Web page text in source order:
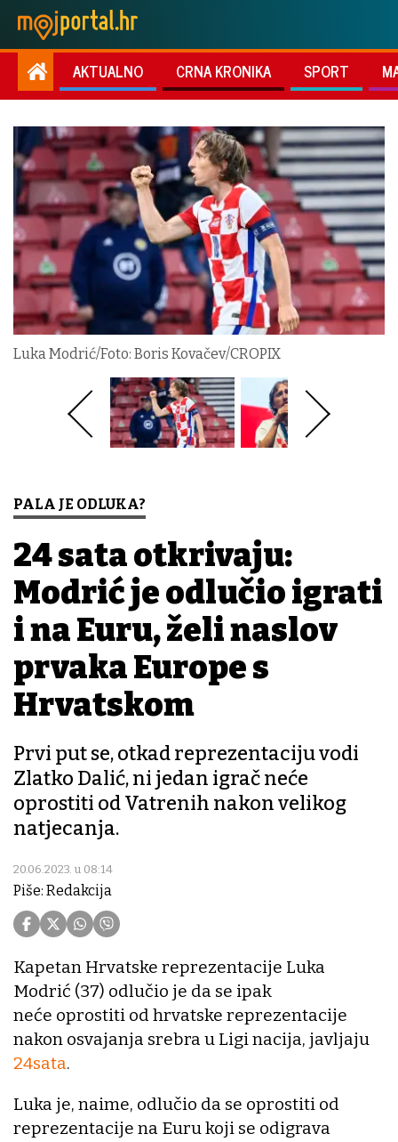
AKTUALNO CRNA KRONIKA SPORT
Luka Modrić/Foto: Boris Kovačev/CROPIX
PALA JE ODLUKA?
24 sata otkrivaju:
Modrić je odlučio igrati
i na Euru, želi naslov
prvaka Europe s
Hrvatskom
Prvi put se, otkad reprezentaciju vodi
Zlatko Dalić, ni jedan igrač neće
oprostiti od Vatrenih nakon velikog
natjecanja.
20.06.2023. u 08:14
Piše: Redakcija
Kapetan Hrvatske reprezentacije Luka
Modrić (37) odlučio je da se ipak
neće oprostiti od hrvatske reprezentacije
nakon osvajanja srebra u Ligi nacija, javljaju
24sata.
Luka je, naime, odlučio da se oprostiti od
reprezentacije na Euru koji se odigrava